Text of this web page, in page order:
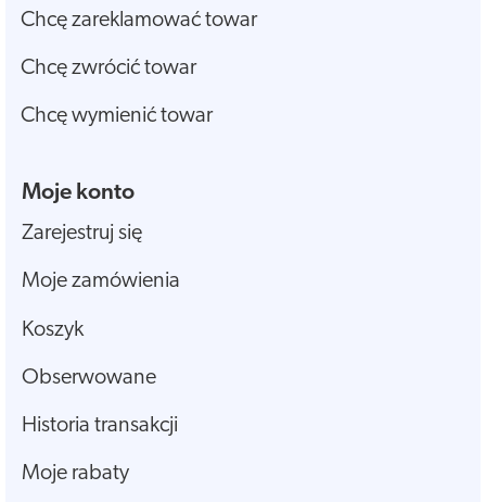
Chcę zareklamować towar
Chcę zwrócić towar
Chcę wymienić towar
Moje konto
Zarejestruj się
Moje zamówienia
Koszyk
Obserwowane
Historia transakcji
Moje rabaty